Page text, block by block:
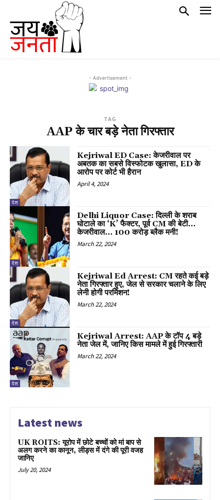
- Advertisement -
TAG
AAP के चार बड़े नेता गिरफ्तार
देश
Kejriwal ED Case: केजरीवाल पर
अबतक का सबसे विस्फोटक खुलासा, ED के
आरोप पर कोर्ट भी हैरान
April 4, 2024
देश
Delhi Liquor Case: दिल्ली के शराब
घोटाले का ‘K’ फैक्टर, पूर्व CM की बेटी…
केजरीवाल… 100 करोड़ ब्लैक मनी!
March 22, 2024
देश
Kejriwal Ed Arrest: CM रहते कई बड़े
नेता गिरफ्तार हुए, जेल से सरकार चलाने के लिए
लेनी होगी परमिशन!
March 22, 2024
देश
Kejriwal Arrest: AAP के टॉप 4 बड़े
नेता जेल में, जानिए किस मामले में हुई गिरफ्तारी
March 22, 2024
Latest news
UK ROITS: यूरोप में छोटे बच्चों को मां बाप से
अलग करने का कानून, लीड्स में दंगे की पूरी वजह
जानिए
July 20, 2024